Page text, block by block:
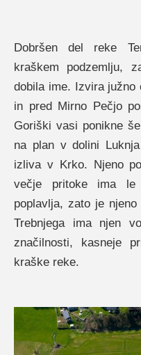
Dobršen del reke
kraškem podzemlju,
dobila ime. Izvira južno
in pred Mirno Pečjo
Goriški vasi ponikne
na plan v dolini
izliva v Krko. Njeno
večje pritoke ima le
poplavlja, zato je
Trebnjega ima njen
značilnosti, kasneje
kraške reke.